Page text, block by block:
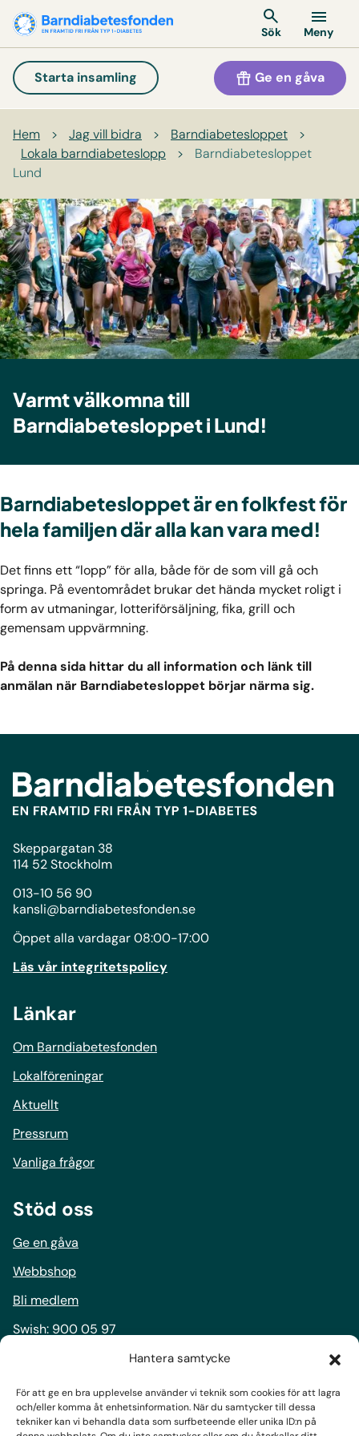
Hantera samtycke
För att ge en bra upplevelse använder vi teknik som cookies för att lagra
och/eller komma åt enhetsinformation. När du samtycker till dessa
tekniker kan vi behandla data som surfbeteende eller unika ID:n på
Sök Meny
Starta insamling Ge en gåva
Hem > Jag vill bidra > Barndiabetes­loppet
>
Lokala barndiabeteslopp
>
Barndiabetesloppet
Lund
Varmt välkomna till
Barndiabetesloppet i Lund!
Barndiabetesloppet är en folkfest för
hela familjen där alla kan vara med!
Det finns ett “lopp” för alla, både för de som vill gå och
springa. På eventområdet brukar det hända mycket roligt i
form av utmaningar, lotteriförsäljning, fika, grill och
gemensam uppvärmning.
På denna sida hittar du all information och länk till
anmälan när Barndiabetesloppet börjar närma sig.
Skeppargatan 38
114 52 Stockholm
013-10 56 90
kansli@barndiabetesfonden.se
Öppet alla vardagar 08:00-17:00
Läs vår integritetspolicy
Länkar
Om Barndiabetesfonden
Lokalföreningar
Aktuellt
Pressrum
Vanliga frågor
Stöd oss
Ge en gåva
Webbshop
Bli medlem
Swish: 900 05 97
900-0597
Följ oss